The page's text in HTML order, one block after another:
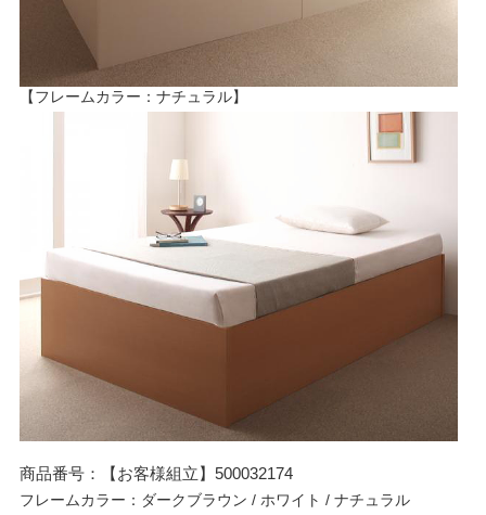
【フレームカラー：ナチュラル】
商品番号：【お客様組立】500032174
フレームカラー：ダークブラウン / ホワイト / ナチュラル